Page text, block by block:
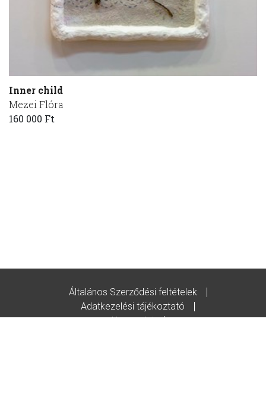
Inner child
Mezei Flóra
160 000 Ft
Általános Szerződési feltételek
Adatkezelési tájékoztató
Kapcsolat